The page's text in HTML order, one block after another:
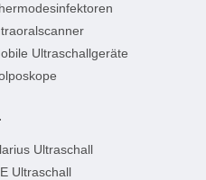
Ultraschallgeräte
Ultraschall
Ultraschall